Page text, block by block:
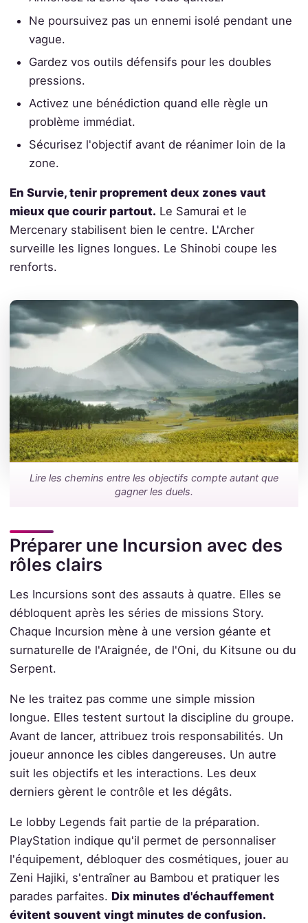
Ne poursuivez pas un ennemi isolé pendant une
vague.
Gardez vos outils défensifs pour les doubles
pressions.
Activez une bénédiction quand elle règle un
problème immédiat.
Sécurisez l'objectif avant de réanimer loin de la
zone.
En Survie, tenir proprement deux zones vaut
mieux que courir partout. Le Samurai et le
Mercenary stabilisent bien le centre. L'Archer
surveille les lignes longues. Le Shinobi coupe les
renforts.
Lire les chemins entre les objectifs compte autant que
gagner les duels.
Préparer une Incursion avec des
rôles clairs
Les Incursions sont des assauts à quatre. Elles se
débloquent après les séries de missions Story.
Chaque Incursion mène à une version géante et
surnaturelle de l'Araignée, de l'Oni, du Kitsune ou du
Serpent.
Ne les traitez pas comme une simple mission
longue. Elles testent surtout la discipline du groupe.
Avant de lancer, attribuez trois responsabilités. Un
joueur annonce les cibles dangereuses. Un autre
suit les objectifs et les interactions. Les deux
derniers gèrent le contrôle et les dégâts.
Le lobby Legends fait partie de la préparation.
PlayStation indique qu'il permet de personnaliser
l'équipement, débloquer des cosmétiques, jouer au
Zeni Hajiki, s'entraîner au Bambou et pratiquer les
parades parfaites. Dix minutes d'échauffement
évitent souvent vingt minutes de confusion.